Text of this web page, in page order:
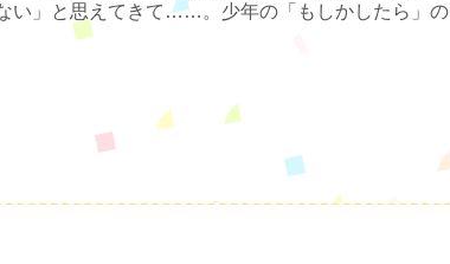
い」と思えてきて……。少年の「もしかしたら」の